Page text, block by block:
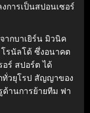
การเป็นสปอนเซอร์
ากบาเยิร์น มิวนิค
รนัลโด้ ซึ่งอนาคต
อร์ สปอร์ต ได้
ทั่วยุโรป สัญญาของ
ด้านการย้ายทีม ฟา